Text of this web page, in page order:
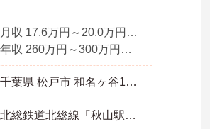
月収 17.6万円～20.0万円程度（諸手当込み）
年収 260万円～300万円程度（諸手当込み）
千葉県 松戸市 和名ヶ谷1258-1
北総鉄道北総線「秋山駅」徒歩17分